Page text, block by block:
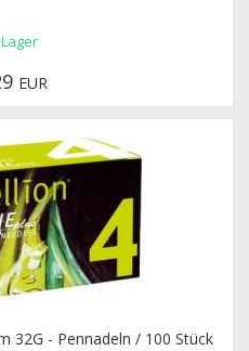
EUR
32G - Pennadeln / 100 Stück